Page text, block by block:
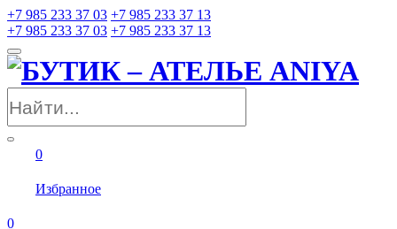
+7 985 233 37 03 +7 985 233 37 13
+7 985 233 37 03 +7 985 233 37 13
0
Избранное
0